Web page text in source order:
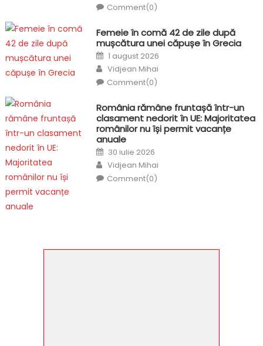
Comment(0)
Femeie în comă 42 de zile după
mușcătura unei căpușe în Grecia
Posted
on
1 august 2026
Author
Vidjean Mihai
Comment(0)
România rămâne fruntașă într-un
clasament nedorit în UE: Majoritatea
românilor nu își permit vacanțe
anuale
Posted
on
30 iulie 2026
Author
Vidjean Mihai
Comment(0)